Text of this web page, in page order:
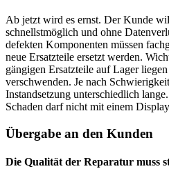
Ab jetzt wird es ernst. Der Kunde
schnellstmöglich und ohne
defekten Komponenten müssen
neue Ersatzteile ersetzt werden.
gängigen Ersatzteile auf Lager
verschwenden. Je nach
Instandsetzung unterschiedlich
Schaden darf nicht mit einem
Übergabe an den Kunden
Die Qualität der Reparatur muss